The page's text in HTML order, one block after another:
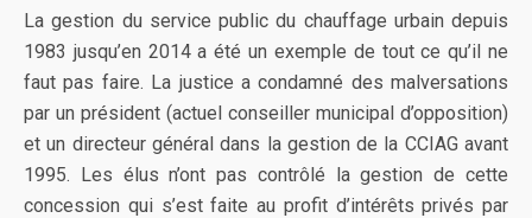
La gestion du service public du chauffage urbain depuis
1983 jusqu’en 2014 a été un exemple de tout ce qu’il ne
faut pas faire. La justice a condamné des malversations
par un président (actuel conseiller municipal d’opposition)
et un directeur général dans la gestion de la CCIAG avant
1995. Les élus n’ont pas contrôlé la gestion de cette
concession qui s’est faite au profit d’intérêts privés par